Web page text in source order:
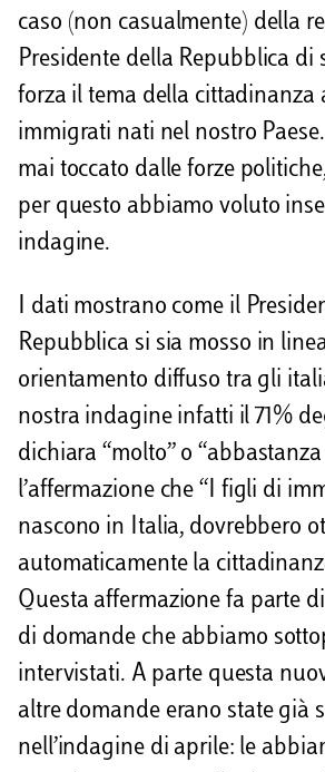
caso (non casualmente) della
Presidente della Repubblica di
forza il tema della cittadinanza
immigrati nati nel nostro
mai toccato dalle forze
per questo abbiamo voluto
indagine.
I dati mostrano come il
Repubblica si sia mosso in
orientamento diffuso tra gli
nostra indagine infatti il 71%
dichiara “molto” o “abbastanza
l’affermazione che “I figli di
nascono in Italia, dovrebbero
automaticamente la
Questa affermazione fa parte
di domande che abbiamo
intervistati. A parte questa
altre domande erano state già
nell’indagine di aprile: le